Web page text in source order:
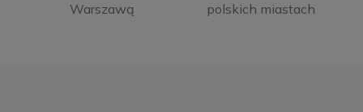
Warszawą
polskich miastach